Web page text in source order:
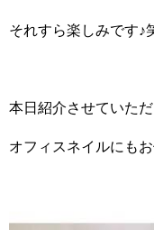
それすら楽しみです♪
本日紹介させていた
オフィスネイルにも